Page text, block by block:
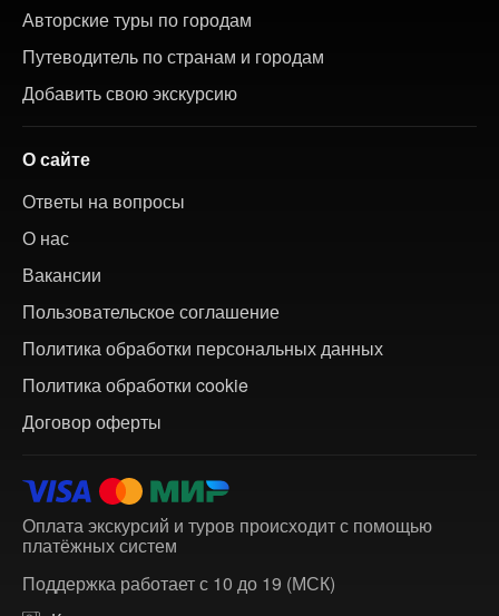
Авторские туры по городам
Путеводитель по странам и городам
Добавить свою экскурсию
О сайте
Ответы на вопросы
О нас
Вакансии
Пользовательское соглашение
Политика обработки персональных данных
Политика обработки cookie
Договор оферты
Оплата экскурсий и туров происходит с помощью
платёжных систем
Поддержка работает с 10 до 19 (МСК)